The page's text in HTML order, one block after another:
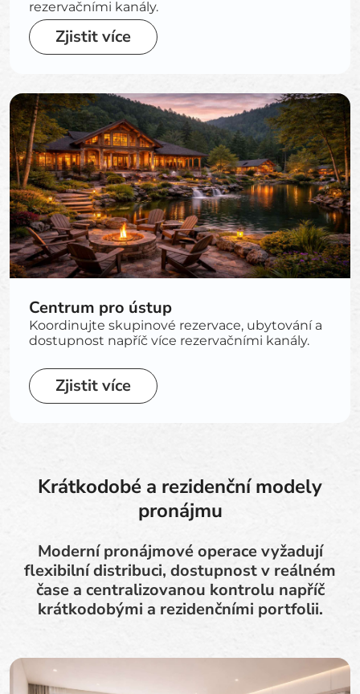
rezervačními kanály.
Zjistit více
Centrum pro ústup
Koordinujte skupinové rezervace, ubytování a
dostupnost napříč více rezervačními kanály.
Zjistit více
Krátkodobé a rezidenční modely
pronájmu
Moderní pronájmové operace vyžadují
flexibilní distribuci, dostupnost v reálném
čase a centralizovanou kontrolu napříč
krátkodobými a rezidenčními portfolii.